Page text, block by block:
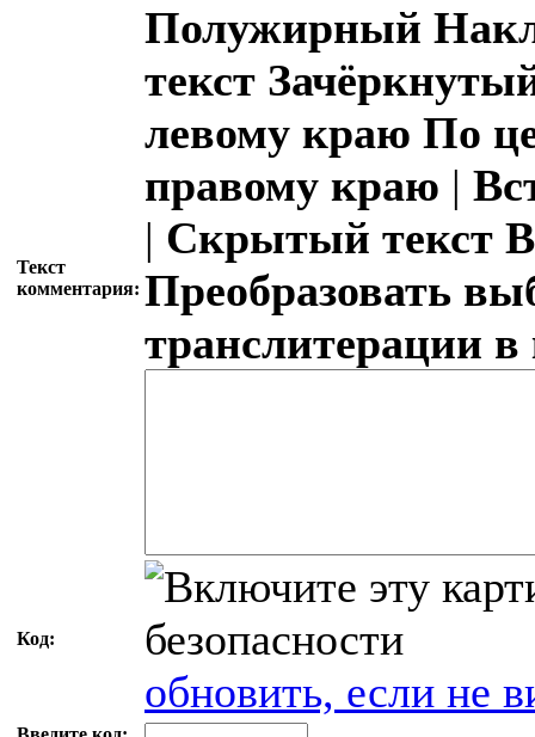
Текст
комментария:
Полужирный
текст
левому краю По
правому краю |
| Скрытый текст
Преобразовать
транслитерации
Код:
обновить, если не